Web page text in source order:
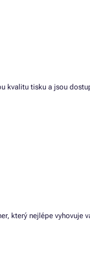
kvalitu tisku a jsou
který nejlépe vyhovuje